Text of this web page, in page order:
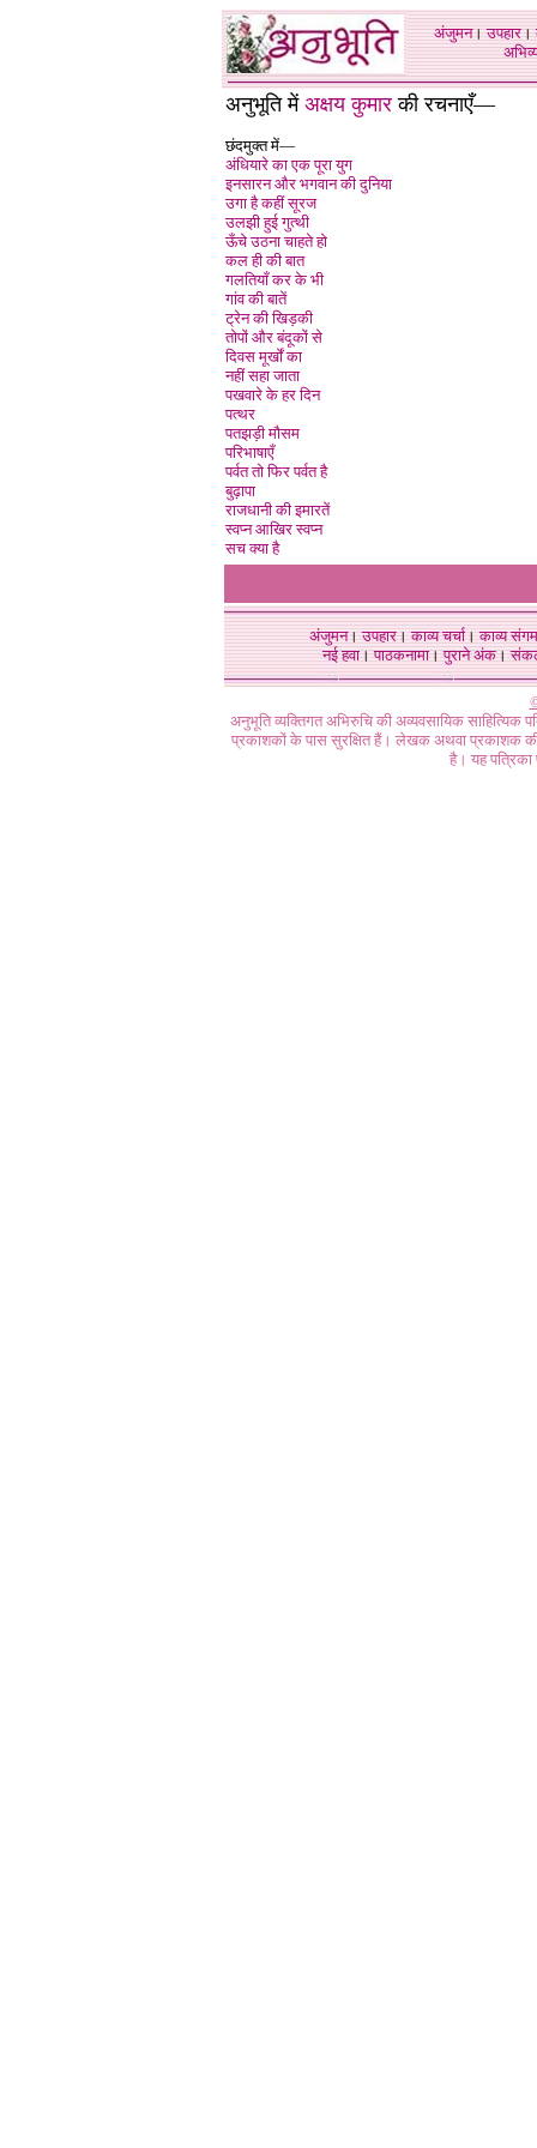
अंजुमन।उपहार।
अनुभूति में अक्षय कुमार की रचनाएँ—
छंदमुक्त में—
अंधियारे का एक पूरा युग
इनसारन और भगवान की दुनिया
उगा है कहीं सूरज
उलझी हुई गुत्थी
ऊँचे उठना चाहते हो
कल ही की बात
गलतियाँ कर के भी
गांव की बातें
ट्रेन की खिड़की
तोपों और बंदूकों से
दिवस मूर्खों का
नहीं सहा जाता
पखवारे के हर दिन
पत्थर
पतझड़ी मौसम
परिभाषाएँ
पर्वत तो फिर पर्वत है
बुढ़ापा
राजधानी की इमारतें
स्वप्न आखिर स्वप्न
सच क्या है
अंजुमन।उपहार।काव्य चर्चा।काव्य संगम
नई हवा। पाठकनामा। पुराने अंक।
अनुभूति व्यक्तिगत अभिरुचि की अव्यवसायिक
प्रकाशकों के पास सुरक्षित हैं। लेखक अथवा प्रकाशक की
है। यह पत्रिका